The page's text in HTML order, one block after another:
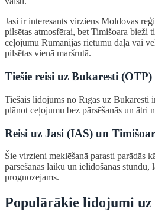
Jasi ir interesants virziens Moldovas
pilsētas atmosfērai, bet Timišoara bieži
ceļojumu Rumānijas rietumu daļā vai
pilsētas vienā maršrutā.
Tiešie reisi uz Bukaresti (OTP)
Tiešais lidojums no Rīgas uz Bukaresti
plānot ceļojumu bez pārsēšanās un ātri
Reisi uz Jasi (IAS) un
Šie virzieni meklēšanā parasti parādās
pārsēšanās laiku un ielidošanas
prognozējams.
Populārākie lidojumi